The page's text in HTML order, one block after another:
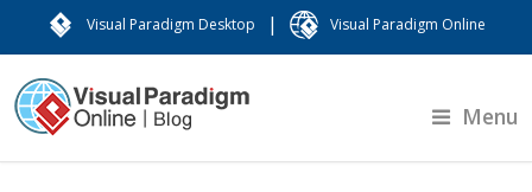
Visual Paradigm Desktop | Visual Paradigm Online
Menu